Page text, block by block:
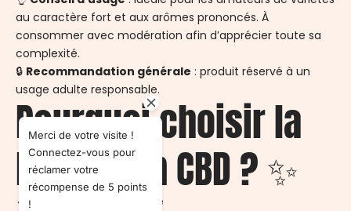
au caractère fort et aux arômes prononcés. À
consommer avec modération afin d’apprécier toute sa
complexité.
🔒 Recommandation générale : produit réservé à un
usage adulte responsable.
Pourquoi choisir la
Plutonium CBD ? ✨
🔹 Paiement 100 % sécurisé
Merci de votre visite !
Connectez-vous pour
réclamer votre
récompense de 5 points
!